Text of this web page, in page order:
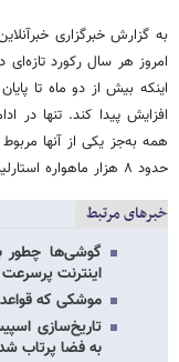
افزایش پیدا کند. تنها در
همه به‌جز یکی از آنها
حدود ۸ هزار ماهواره استارلینک در مدار پایین زمین فعال هستند.
خبرهای مرتبط
گوشی‌ها چطور
اینترنت
موشکی که
به فضا پرتاب